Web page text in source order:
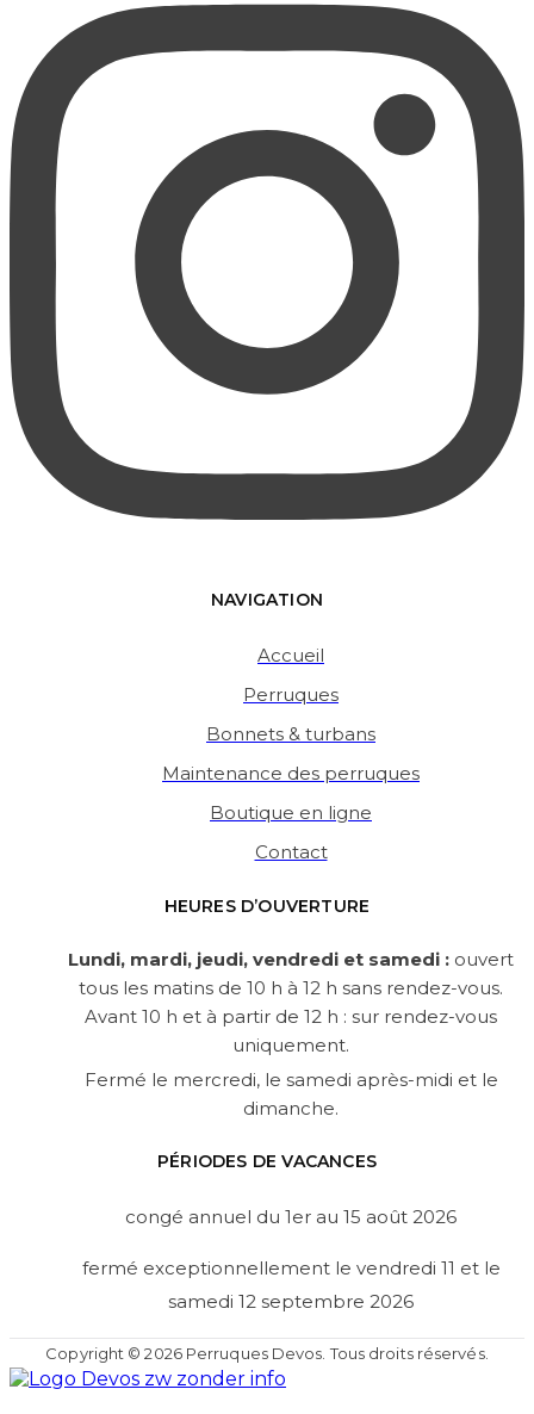
NAVIGATION
Accueil
Perruques
Bonnets & turbans
Maintenance des perruques
Boutique en ligne
Contact
HEURES D’OUVERTURE
Lundi, mardi, jeudi, vendredi et samedi : ouvert
tous les matins de 10 h à 12 h sans rendez-vous.
Avant 10 h et à partir de 12 h : sur rendez-vous
uniquement.
Fermé le mercredi, le samedi après-midi et le
dimanche.
PÉRIODES DE VACANCES
congé annuel du 1er au 15 août 2026
fermé exceptionnellement le vendredi 11 et le
samedi 12 septembre 2026
Copyright © 2026 Perruques Devos. Tous droits réservés.